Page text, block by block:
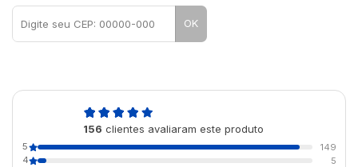
OK
156 clientes avaliaram este produto
5
149
4
5